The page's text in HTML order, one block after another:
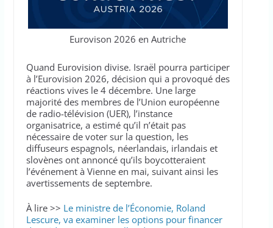
Eurovison 2026 en Autriche
Quand Eurovision divise. Israël pourra participer
à l’Eurovision 2026, décision qui a provoqué des
réactions vives le 4 décembre. Une large
majorité des membres de l’Union européenne
de radio-télévision (UER), l’instance
organisatrice, a estimé qu’il n’était pas
nécessaire de voter sur la question, les
diffuseurs espagnols, néerlandais, irlandais et
slovènes ont annoncé qu’ils boycotteraient
l’événement à Vienne en mai, suivant ainsi les
avertissements de septembre.
À lire >> Le ministre de l’Économie, Roland
Lescure, va examiner les options pour financer